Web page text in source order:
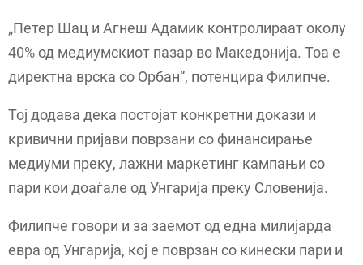
„Петер Шац и Агнеш Адамик контролираат околу
40% од медиумскиот пазар во Македонија. Тоа е
директна врска со Орбан“, потенцира Филипче.
Тој додава дека постојат конкретни докази и
кривични пријави поврзани со финансирање
медиуми преку, лажни маркетинг кампањи со
пари кои доаѓале од Унгарија преку Словенија.
Филипче говори и за заемот од една милијарда
евра од Унгарија, кој е поврзан со кинески пари и